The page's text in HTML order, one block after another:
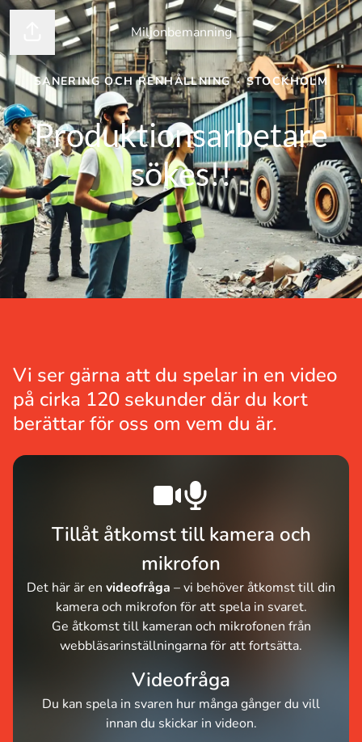
Miljonbemanning
Dela sidan
SANERING OCH RENHÅLLNING · STOCKHOLM
Produktionsarbetare
sökes!!
Vi ser gärna att du spelar in en video
på cirka 120 sekunder där du kort
berättar för oss om vem du är.
Tillåt åtkomst till kamera och
mikrofon
Det här är en videofråga – vi behöver åtkomst till din
kamera och mikrofon för att spela in svaret.
Ge åtkomst till kameran och mikrofonen från
webbläsarinställningarna för att fortsätta.
Videofråga
Du kan spela in svaren hur många gånger du vill
innan du skickar in videon.